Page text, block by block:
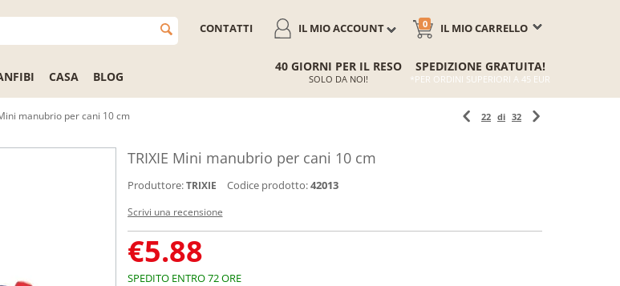
IL MIO CARRELLO
0
IL MIO ACCOUNT
CONTATTI
CASA BLOG
40 GIORNI PER IL RESO
SOLO DA NOI!
SPEDIZIONE GRATUITA!
*PER ORDINI SUPERIORI A 45 EUR
manubrio per cani 10 cm 22 di 32
TRIXIE Mini manubrio per cani 10 cm
Produttore: TRIXIE Codice prodotto:42013
Scrivi una recensione
€5.88
SPEDITO ENTRO 72 ORE